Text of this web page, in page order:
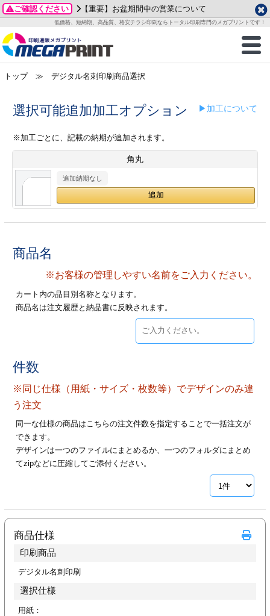
ご確認ください 【重要】お盆期間中の営業について
低価格、短納期、高品質、格安チラシ印刷ならトータル印刷専門のメガプリントです！
商品一覧
グッズ
ステッカー
物
ックカード印刷
ィ・販促グッズ
＆盛り上げ印刷
イズ
ご利用ガイド
お客様へ
いて
ついて
方法
刷
カード印刷
ード印刷
ックカード名刺
型マル型印刷
ー印刷
刷
印刷
フォルダー
ファイル印刷
印刷
印刷
データ作成ガイド
成前に
ガイド
イド
加工指示ガイド
テンプレート
ード印刷
名刺印刷
名刺印刷
ックカード
印刷
印刷
刷
名刺印刷
印刷
ムカード印刷
カード印刷
フォルダー
ファイル印刷
ァイル印刷
一覧
わせ
質問FAQ
り
2026年 8月
月
火 水 木 金
土
1
10
11 12 13
15
24
25 26 27 28
29
2026年 9月
水 木 金
土
14
15
21
22
30
・・休業日
トップ≫ デジタル名刺印刷商品選択
選択可能追加加工オプション ▶加工について
※加工ごとに、記載の納期が追加されます。
角丸
追加納期なし
商品名
※お客様の管理しやすい名前をご入力ください。
カート内の品目別名称となります。
商品名は注文履歴と納品書に反映されます。
件数
※同じ仕様（用紙・サイズ・枚数等）でデザインのみ違
う注文
同一な仕様の商品はこちらの注文件数を指定することで一括注文が
できます。
デザインは一つのファイルにまとめるか、一つのフォルダにまとめ
てzipなどに圧縮してご添付ください。
商品仕様
印刷商品
デジタル名刺印刷
選択仕様
用紙：